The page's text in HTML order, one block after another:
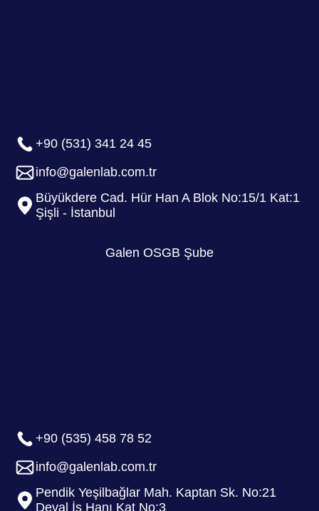
+90 (531) 341 24 45
info@galenlab.com.tr
Büyükdere Cad. Hür Han A Blok No:15/1 Kat:1
Şişli - İstanbul
Galen OSGB Şube
+90 (535) 458 78 52
info@galenlab.com.tr
Pendik Yeşilbağlar Mah. Kaptan Sk. No:21
Deval İş Hanı Kat No:3